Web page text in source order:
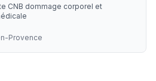
CNB dommage corporel et
Provence